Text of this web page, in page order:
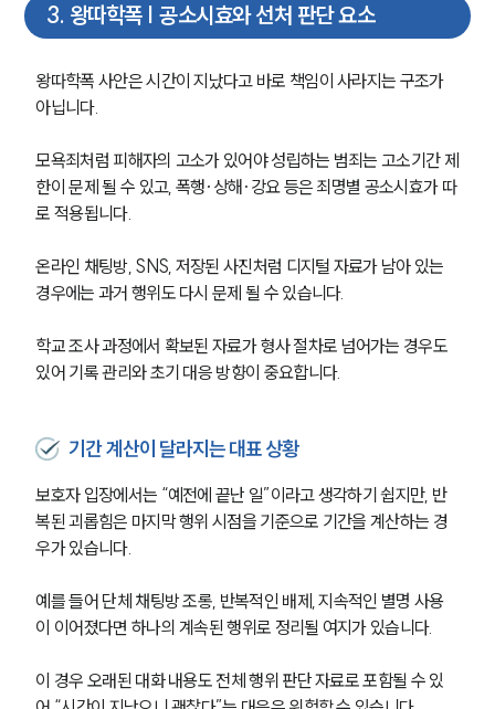
팀소개
대륜의 강점
오시는 길
통합검색
AI대륜
업무사례
법률정보
고객후기
학교폭력대응팀 업무
전체
3. 왕따학폭 | 공소시효와 선처 판단 요소
왕따학폭 사안은 시간이 지났다고 바로 책임이 사라지는 구조가
아닙니다.
모욕죄처럼 피해자의 고소가 있어야 성립하는 범죄는 고소기간 제
한이 문제 될 수 있고, 폭행·상해·강요 등은 죄명별 공소시효가 따
로 적용됩니다.
온라인 채팅방, SNS, 저장된 사진처럼 디지털 자료가 남아 있는
경우에는 과거 행위도 다시 문제 될 수 있습니다.
학교 조사 과정에서 확보된 자료가 형사 절차로 넘어가는 경우도
있어 기록 관리와 초기 대응 방향이 중요합니다.
기간 계산이 달라지는 대표 상황
보호자 입장에서는 “예전에 끝난 일”이라고 생각하기 쉽지만, 반
복된 괴롭힘은 마지막 행위 시점을 기준으로 기간을 계산하는 경
우가 있습니다.
예를 들어 단체 채팅방 조롱, 반복적인 배제, 지속적인 별명 사용
이 이어졌다면 하나의 계속된 행위로 정리될 여지가 있습니다.
이 경우 오래된 대화 내용도 전체 행위 판단 자료로 포함될 수 있